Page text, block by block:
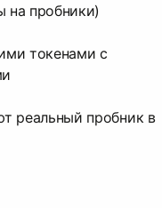
на пробники)
токенами с
реальный пробник в